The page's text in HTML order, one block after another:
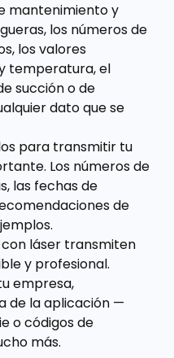
mantenimiento y
los números de
los valores
temperatura, el
succión o de
dato que se
para transmitir tu
Los números de
las fechas de
de
láser transmiten
y profesional.
empresa,
de la aplicación —
o códigos de
más.